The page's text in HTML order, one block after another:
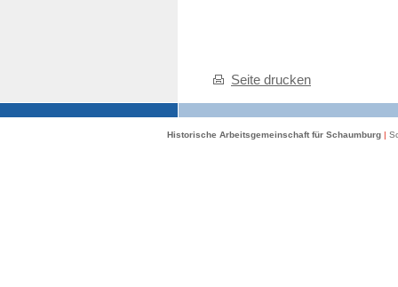
Seite drucken
Historische Arbeitsgemeinschaft für Schaumburg |